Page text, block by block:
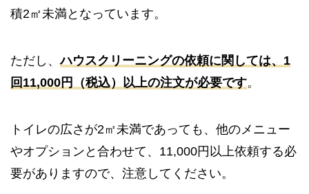
積2㎡未満となっています。
ただし、ハウスクリーニングの依頼に関しては、1
回11,000円（税込）以上の注文が必要です。
トイレの広さが2㎡未満であっても、他のメニュー
やオプションと合わせて、11,000円以上依頼する必
要がありますので、注意してください。